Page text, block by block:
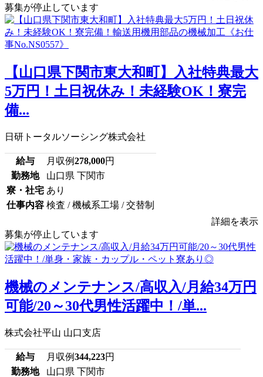
募集が停止しています
【山口県下関市東大和町】入社特典最大
5万円！土日祝休み！未経験OK！寮完
備...
日研トータルソーシング株式会社
給与 月収例278,000円
勤務地
山口県 下関市
寮・社宅 あり
仕事内容 検査 / 機械系工場 / 交替制
詳細を表示
募集が停止しています
機械のメンテナンス/高収入/月給34万円
可能/20～30代男性活躍中！/単...
株式会社平山 山口支店
給与 月収例344,223円
勤務地
山口県 下関市